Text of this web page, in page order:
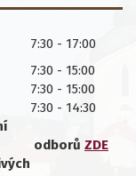
7:30 - 17:00
7:30 - 15:00
7:30 - 15:00
7:30 - 14:30
odborů ZDE